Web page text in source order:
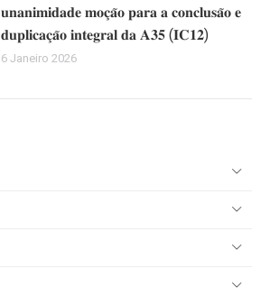
𝐮𝐧𝐚𝐧𝐢𝐦𝐢𝐝𝐚𝐝𝐞 𝐦𝐨𝐜̧𝐚̃𝐨 𝐩𝐚𝐫𝐚 𝐚 𝐜𝐨𝐧𝐜𝐥𝐮𝐬𝐚̃𝐨 𝐞
𝐝𝐮𝐩𝐥𝐢𝐜𝐚𝐜̧𝐚̃𝐨 𝐢𝐧𝐭𝐞𝐠𝐫𝐚𝐥 𝐝𝐚 𝐀𝟑𝟓 (𝐈𝐂𝟏𝟐)
6 Janeiro 2026